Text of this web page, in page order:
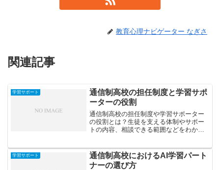
教育心理ナビゲーター なぎさ
関連記事
学習サポート
通信制高校の担任制度と学習サポ
ーターの役割
通信制高校の担任制度や学習サポーター
の役割とは？生徒を支える体制やサポー
トの内容、相談できる範囲などをわかり
学習サポート
通信制高校におけるAI学習パート
ナーの選び方